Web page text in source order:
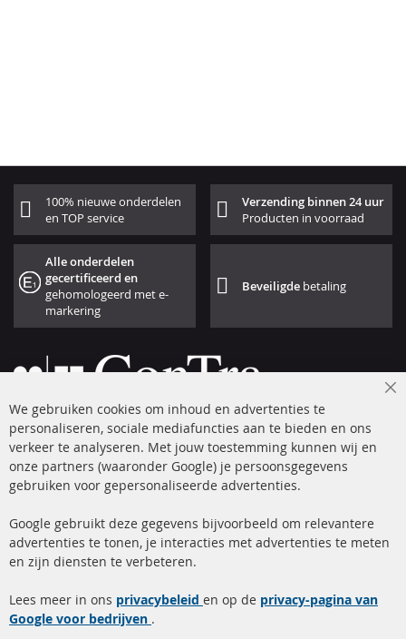
100% nieuwe onderdelen
en TOP service
Verzending binnen 24 uur
Producten in voorraad
Alle onderdelen
gecertificeerd en
gehomologeerd met e-
markering
Beveiligde betaling
+49 (0) 4533 799 00 0
ma-do: 09-17 u, vr Fr 09-16 u
info@contra-automotive.de
facebook
instagram
Snelle links
Roetfilter reiniging
Kundenservice
We gebruiken cookies om inhoud en advertenties te
personaliseren, sociale mediafuncties aan te bieden en ons
verkeer te analyseren. Met jouw toestemming kunnen wij en
onze partners (waaronder Google) je persoonsgegevens
gebruiken voor gepersonaliseerde advertenties.
Google gebruikt deze gegevens bijvoorbeeld om relevantere
advertenties te tonen, je interacties met advertenties te meten
en zijn diensten te verbeteren.
Lees meer in ons privacybeleid en op de privacy-pagina van
Google voor bedrijven .